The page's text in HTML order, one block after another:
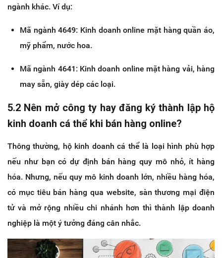
ngành khác. Ví dụ:
Mã ngành 4649: Kinh doanh online mặt hàng quần áo,
mỹ phẩm, nước hoa.
Mã ngành 4641: Kinh doanh online mặt hàng vải, hàng
may sẵn, giày dép các loại.
5.2 Nên mở công ty hay đăng ký thành lập hộ
kinh doanh cá thể khi bán hàng online?
Thông thường, hộ kinh doanh cá thể là loại hình phù hợp
nếu như bạn có dự định bán hàng quy mô nhỏ, ít hàng
hóa. Nhưng, nếu quy mô kinh doanh lớn, nhiều hàng hóa,
có mục tiêu bán hàng qua website, sàn thương mại điện
tử và mở rộng nhiều chi nhánh hơn thì thành lập doanh
nghiệp là một ý tưởng đáng cân nhắc.